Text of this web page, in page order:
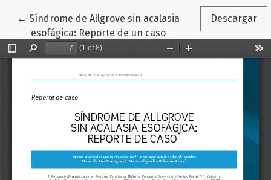
←Volver a los detalles del artículo
Síndrome de Allgrove sin acalasia
esofágica: Reporte de un caso
Descargar